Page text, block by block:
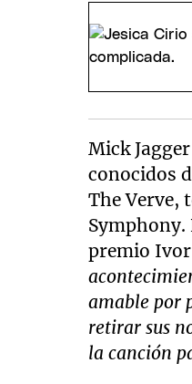
Mick
conocidos
The Verve,
Symphony.
premio
amable por
retirar sus
la canción